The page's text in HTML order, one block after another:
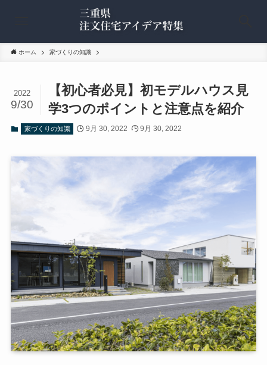
ホーム 家づくりの知識
【初心者必見】初モデルハウス見
学3つのポイントと注意点を紹介
2022
9/30
家づくりの知識 9月 30, 2022 9月 30, 2022